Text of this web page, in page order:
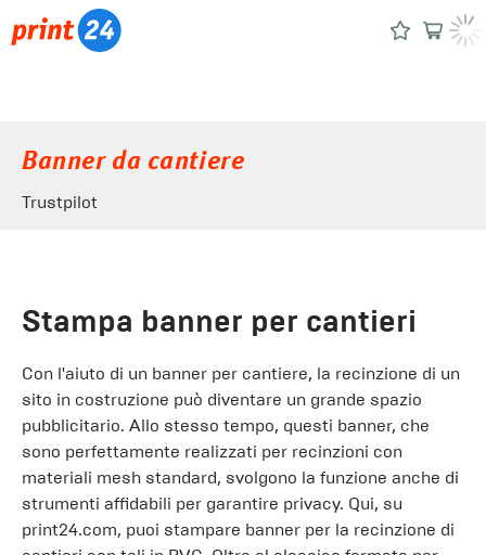
Banner da cantiere
Trustpilot
Stampa banner per cantieri
Con l'aiuto di un banner per cantiere, la recinzione di un
sito in costruzione può diventare un grande spazio
pubblicitario. Allo stesso tempo, questi banner, che
sono perfettamente realizzati per recinzioni con
materiali mesh standard, svolgono la funzione anche di
strumenti affidabili per garantire privacy. Qui, su
print24.com, puoi stampare banner per la recinzione di